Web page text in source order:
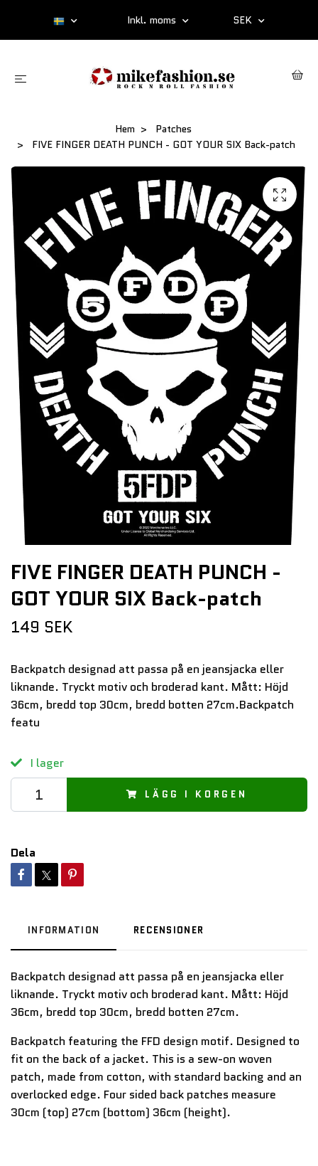
Inkl. moms SEK
Hem
Patches
FIVE FINGER DEATH PUNCH - GOT YOUR SIX Back-patch
FIVE FINGER DEATH PUNCH -
GOT YOUR SIX Back-patch
149 SEK
Backpatch designad att passa på en jeansjacka eller
liknande. Tryckt motiv och broderad kant. Mått: Höjd
36cm, bredd top 30cm, bredd botten 27cm.Backpatch
featu
I lager
LÄGG I KORGEN
Dela
INFORMATION RECENSIONER
Backpatch designad att passa på en jeansjacka eller
liknande. Tryckt motiv och broderad kant. Mått: Höjd
36cm, bredd top 30cm, bredd botten 27cm.
Backpatch featuring the FFD design motif. Designed to
fit on the back of a jacket. This is a sew-on woven
patch, made from cotton, with standard backing and an
overlocked edge. Four sided back patches measure
30cm (top) 27cm (bottom) 36cm (height).